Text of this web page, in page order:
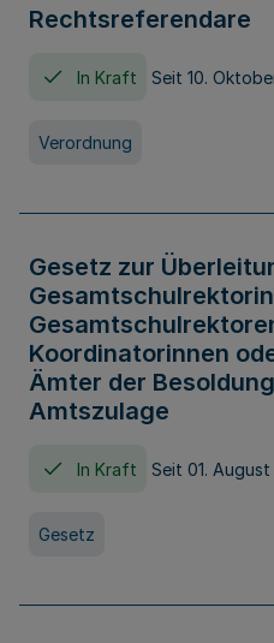
Rechtsreferendare
In Kraft Seit 10.
Verordnung
Gesetz zur
Koordinatorinnen
Ämter der
Amtszulage
In Kraft Seit 01.
Gesetz